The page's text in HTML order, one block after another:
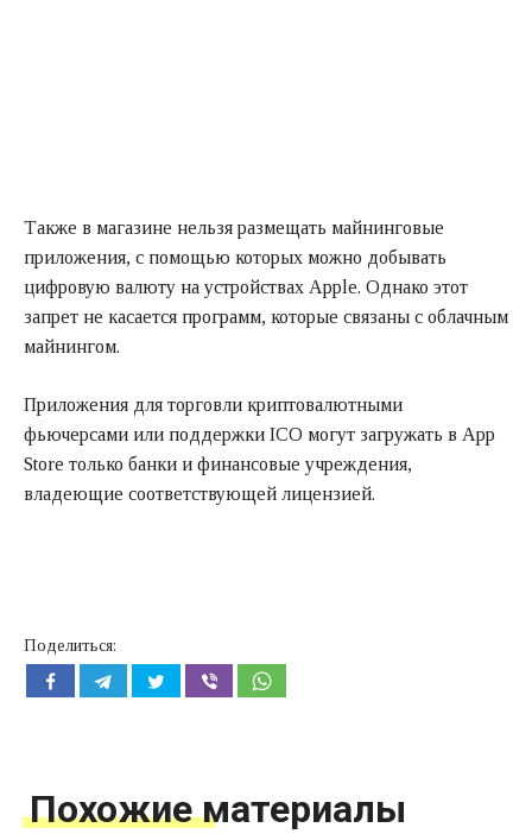
Также в магазине нельзя размещать майнинговые
приложения, с помощью которых можно добывать
цифровую валюту на устройствах Apple. Однако этот
запрет не касается программ, которые связаны с облачным
майнингом.
Приложения для торговли криптовалютными
фьючерсами или поддержки ICO могут загружать в App
Store только банки и финансовые учреждения,
владеющие соответствующей лицензией.
Поделиться:
Похожие материалы